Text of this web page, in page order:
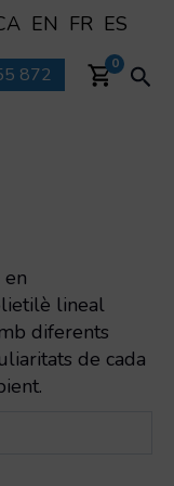
EN FR ES
872 0
lineal
diferents
de cada